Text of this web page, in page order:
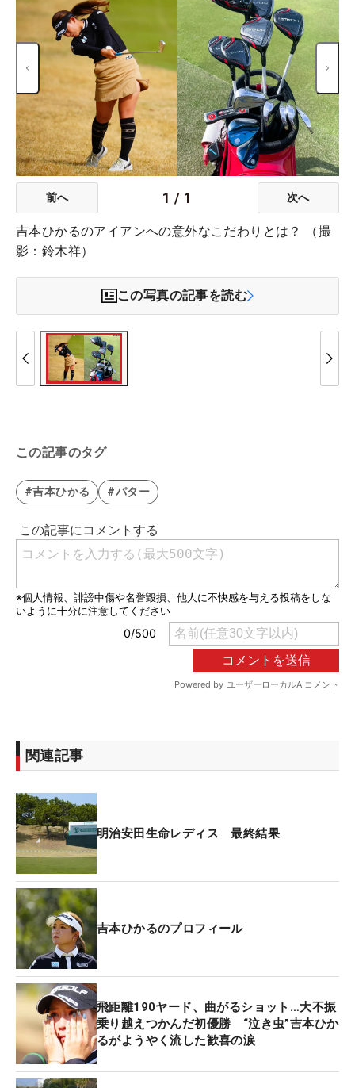
前へ 1 / 1 次へ
吉本ひかるのアイアンへの意外なこだわりとは？ （撮
影：鈴木祥）
この写真の記事を読む
この記事のタグ
#吉本ひかる #パター
関連記事
明治安田生命レディス 最終結果
吉本ひかるのプロフィール
飛距離190ヤード、曲がるショット…大不振
乗り越えつかんだ初優勝 “泣き虫”吉本ひか
るがようやく流した歓喜の涙